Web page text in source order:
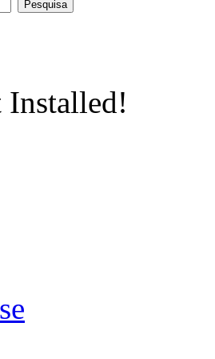
Installed!